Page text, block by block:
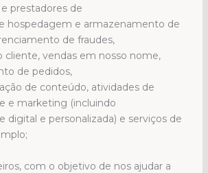
prestadores de
hospedagem e armazenamento de
de fraudes,
cliente, vendas em nosso nome,
de pedidos,
de conteúdo, atividades de
e marketing (incluindo
digital e personalizada) e serviços de
com o objetivo de nos ajudar a